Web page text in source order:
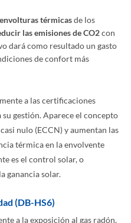
térmicasde los
las emisiones de CO2con
dará como resultado un gasto
de confort más
a las certificaciones
gestión. Aparece el concepto
nulo (ECCN) y aumentan las
térmica en la envolvente
es el control solar, o
ganancia solar.
(DB-HS6)
a la exposición al gas radón,